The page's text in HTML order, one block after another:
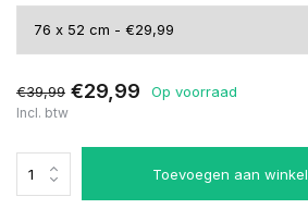
€39,99 €29,99 Op voorraad
Incl. btw
Toevoegen aan